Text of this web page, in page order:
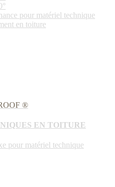
pour matériel technique
en toiture
®
EN TOITURE
pour matériel technique